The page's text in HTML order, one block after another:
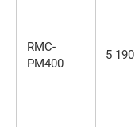
RMC-
PM400
5 190